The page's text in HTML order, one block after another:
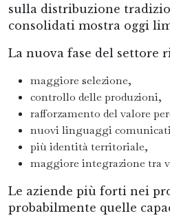
sulla distribuzione
consolidati mostra oggi
La nuova fase del settore
maggiore selezione,
controllo delle produzioni,
rafforzamento del valore
nuovi linguaggi
più identità territoriale,
maggiore integrazione tra
Le aziende più forti nei
probabilmente quelle